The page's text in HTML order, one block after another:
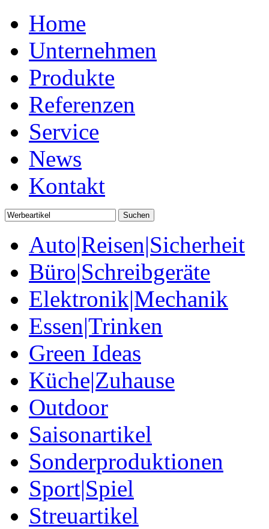
Home
Unternehmen
Produkte
Referenzen
Service
News
Kontakt
Auto|Reisen|Sicherheit
Büro|Schreibgeräte
Elektronik|Mechanik
Essen|Trinken
Green Ideas
Küche|Zuhause
Outdoor
Saisonartikel
Sonderproduktionen
Sport|Spiel
Streuartikel